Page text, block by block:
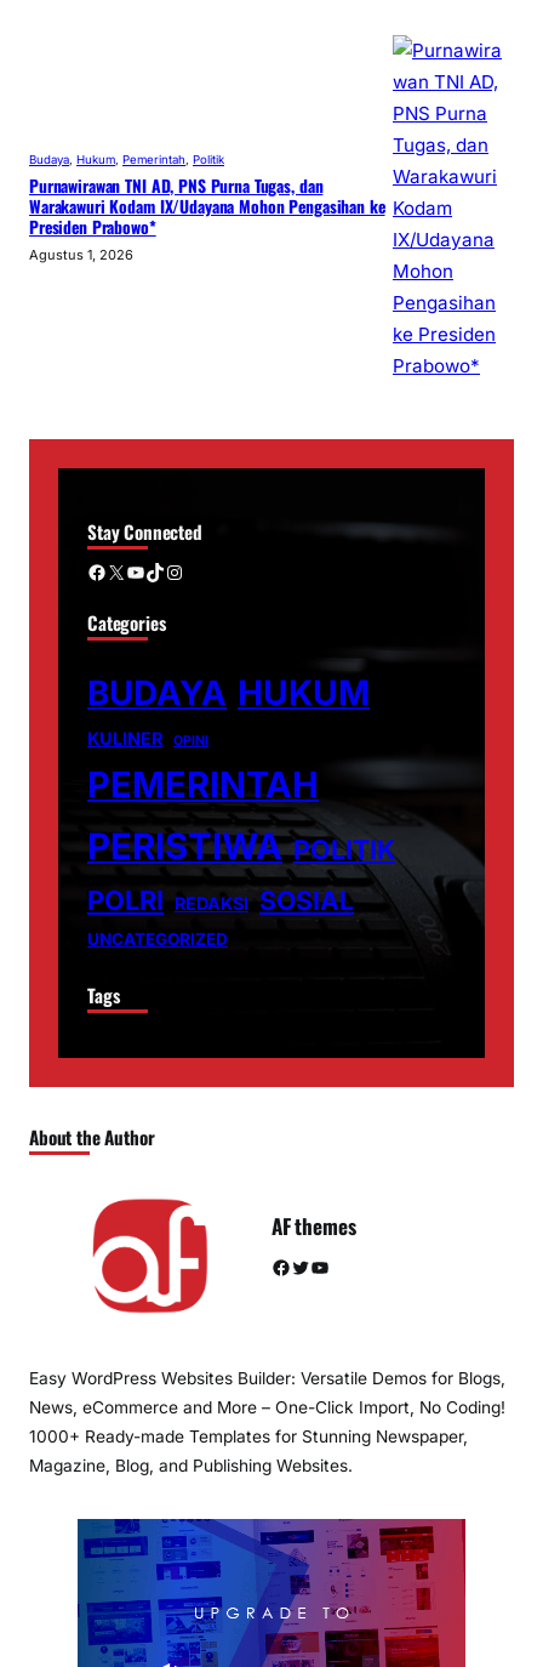
Budaya Hukum Pemerintah Politik
Purnawirawan TNI AD, PNS Purna Tugas, dan
Warakawuri Kodam IX/Udayana Mohon Pengasihan ke
Presiden Prabowo*
Agustus 1, 2026
Stay Connected
Facebook X YouTube TikTok Instagram
Categories
BUDAYA HUKUM
KULINER OPINI
PEMERINTAH
PERISTIWA POLITIK
POLRI
REDAKSI SOSIAL
UNCATEGORIZED
Tags
About the Author
AF themes
Facebook Twitter YouTube
Easy WordPress Websites Builder: Versatile Demos for Blogs,
News, eCommerce and More – One-Click Import, No Coding!
1000+ Ready-made Templates for Stunning Newspaper,
Magazine, Blog, and Publishing Websites.